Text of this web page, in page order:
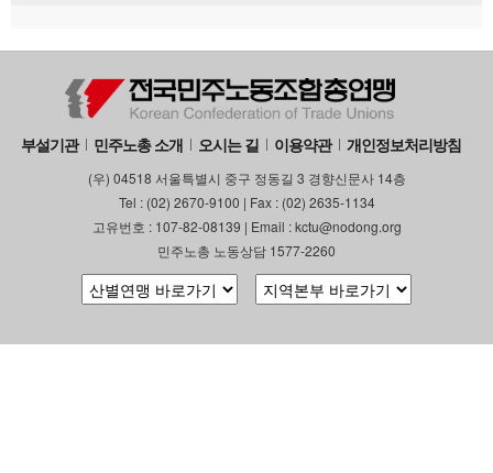
부설기관 민주노총 소개 오시는 길 이용약관 개인정보처리방침
(우) 04518 서울특별시 중구 정동길 3 경향신문사 14층
Tel : (02) 2670-9100 | Fax : (02) 2635-1134
고유번호 : 107-82-08139 | Email : kctu@nodong.org
민주노총 노동상담 1577-2260